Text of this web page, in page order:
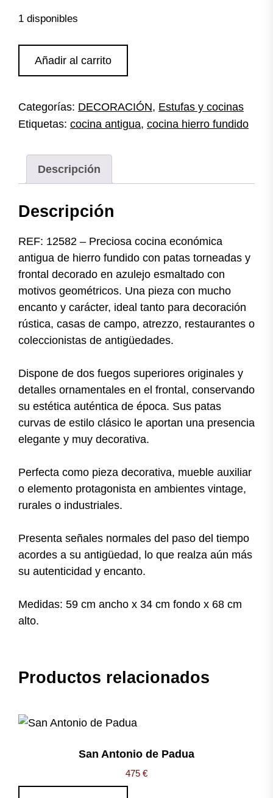
1 disponibles
antigua
azulejos
esmaltados
Añadir al carrito
Categorías: DECORACIÓN, Estufas y cocinas
Etiquetas: cocina antigua, cocina hierro fundido
Descripción
Descripción
REF: 12582 – Preciosa cocina económica
antigua de hierro fundido con patas torneadas y
frontal decorado en azulejo esmaltado con
motivos geométricos. Una pieza con mucho
encanto y carácter, ideal tanto para decoración
rústica, casas de campo, atrezzo, restaurantes o
coleccionistas de antigüedades.
Dispone de dos fuegos superiores originales y
detalles ornamentales en el frontal, conservando
su estética auténtica de época. Sus patas
curvas de estilo clásico le aportan una presencia
elegante y muy decorativa.
Perfecta como pieza decorativa, mueble auxiliar
o elemento protagonista en ambientes vintage,
rurales o industriales.
Presenta señales normales del paso del tiempo
acordes a su antigüedad, lo que realza aún más
su autenticidad y encanto.
Medidas: 59 cm ancho x 34 cm fondo x 68 cm
alto.
Productos relacionados
San Antonio de Padua
475 €